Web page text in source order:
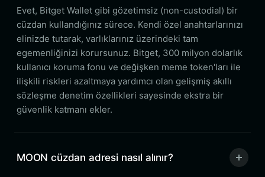
Evet, Bitget Wallet gibi gözetimsiz (non-custodial) bir
cüzdan kullandığınız sürece. Kendi özel anahtarlarınızı
elinizde tutarak, varlıklarınız üzerindeki tam
egemenliğinizi korursunuz. Bitget, 300 milyon dolarlık
kullanıcı koruma fonu ve değişken meme token'ları ile
ilişkili riskleri azaltmaya yardımcı olan gelişmiş akıllı
sözleşme denetim özellikleri sayesinde ekstra bir
güvenlik katmanı ekler.
MOON cüzdan adresi nasıl alınır?